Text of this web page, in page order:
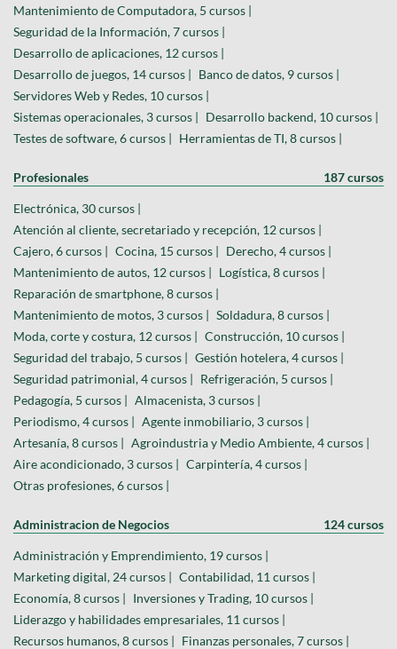
Mantenimiento de Computadora, 5 cursos |
Seguridad de la Información, 7 cursos |
Desarrollo de aplicaciones, 12 cursos |
Desarrollo de juegos, 14 cursos | Banco de datos, 9 cursos |
Servidores Web y Redes, 10 cursos |
Sistemas operacionales, 3 cursos | Desarrollo backend, 10 cursos |
Testes de software, 6 cursos | Herramientas de TI, 8 cursos |
Profesionales 187 cursos
Electrónica, 30 cursos |
Atención al cliente, secretariado y recepción, 12 cursos |
Cajero, 6 cursos | Cocina, 15 cursos | Derecho, 4 cursos |
Mantenimiento de autos, 12 cursos | Logística, 8 cursos |
Reparación de smartphone, 8 cursos |
Mantenimiento de motos, 3 cursos | Soldadura, 8 cursos |
Moda, corte y costura, 12 cursos | Construcción, 10 cursos |
Seguridad del trabajo, 5 cursos | Gestión hotelera, 4 cursos |
Seguridad patrimonial, 4 cursos | Refrigeración, 5 cursos |
Pedagogía, 5 cursos | Almacenista, 3 cursos |
Periodismo, 4 cursos | Agente inmobiliario, 3 cursos |
Artesanía, 8 cursos | Agroindustria y Medio Ambiente, 4 cursos |
Aire acondicionado, 3 cursos | Carpintería, 4 cursos |
Otras profesiones, 6 cursos |
Administracion de Negocios 124 cursos
Administración y Emprendimiento, 19 cursos |
Marketing digital, 24 cursos | Contabilidad, 11 cursos |
Economía, 8 cursos | Inversiones y Trading, 10 cursos |
Liderazgo y habilidades empresariales, 11 cursos |
Recursos humanos, 8 cursos | Finanzas personales, 7 cursos |